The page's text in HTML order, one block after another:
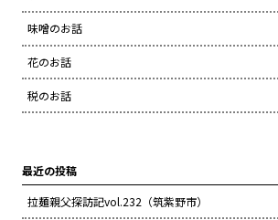
味噌のお話
花のお話
税のお話
最近の投稿
拉麺親父探訪記vol.232（筑紫野市）